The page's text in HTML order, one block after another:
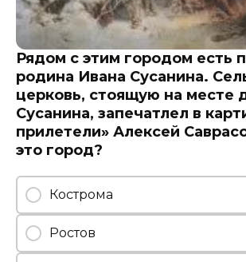
Рядом с этим городом есть
родина Ивана Сусанина.
церковь, стоящую на месте
Сусанина, запечатлел в
прилетели» Алексей
это город?
Кострома
Ростов